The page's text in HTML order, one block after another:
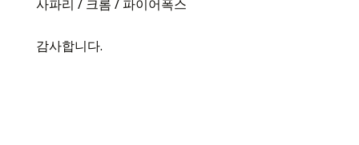
사파리 / 크롬 / 파이어폭스
감사합니다.